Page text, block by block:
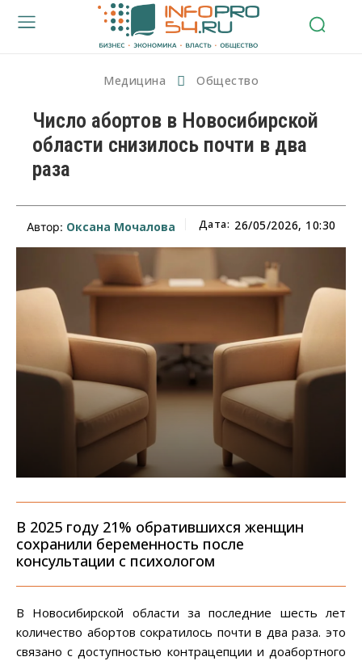
Медицина Общество
Число абортов в Новосибирской
области снизилось почти в два
раза
Автор: Оксана Мочалова Дата: 26/05/2026, 10:30
В 2025 году 21% обратившихся женщин
сохранили беременность после
консультации с психологом
В Новосибирской области за последние шесть лет
количество абортов сократилось почти в два раза. это
связано с доступностью контрацепции и доабортного